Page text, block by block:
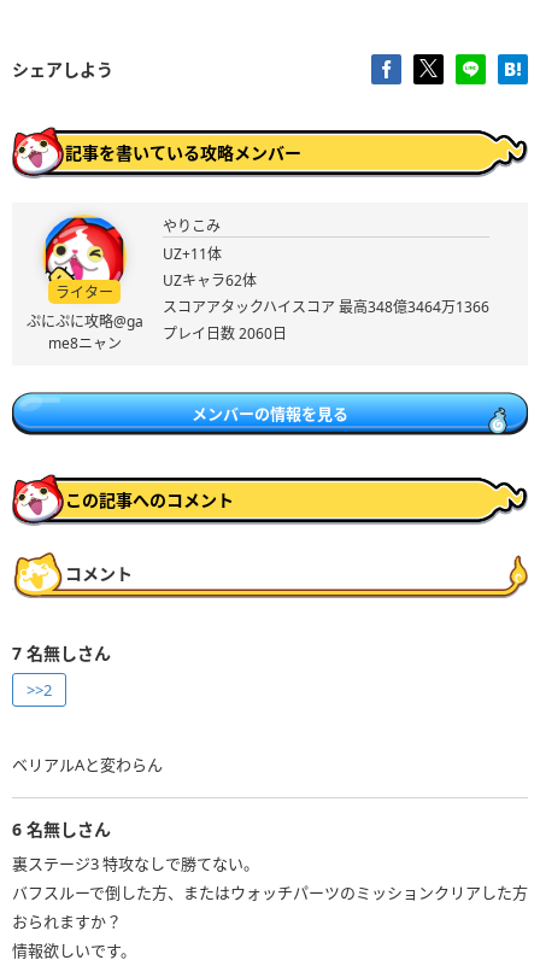
シェアしよう
記事を書いている攻略メンバー
ライター
ぷにぷに攻略@ga
me8ニャン
やりこみ
UZ+11体
UZキャラ62体
スコアアタックハイスコア 最高348億3464万1366
プレイ日数 2060日
メンバーの情報を見る
この記事へのコメント
コメント
7 名無しさん
>>2
ベリアルAと変わらん
6 名無しさん
裏ステージ3 特攻なしで勝てない。
バフスルーで倒した方、またはウォッチパーツのミッションクリアした方
おられますか？
情報欲しいです。